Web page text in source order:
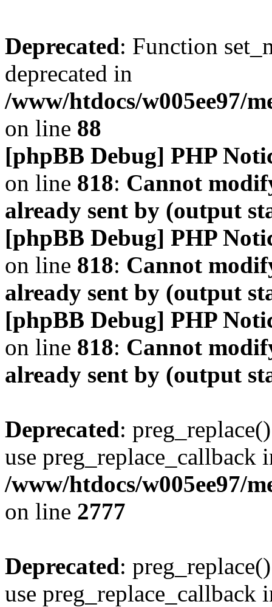
Deprecated: Function
deprecated in
/www/htdocs/w005ee97/
on line 88
[phpBB Debug] PHP
on line 818: Cannot
already sent by (output
[phpBB Debug] PHP
on line 818: Cannot
already sent by (output
[phpBB Debug] PHP
on line 818: Cannot
already sent by (output
Deprecated:
use preg_replace_callback
/www/htdocs/w005ee97/
on line 2777
Deprecated:
use preg_replace_callback